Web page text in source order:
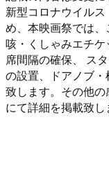
新型コロナウイル
め、本映画祭では、
咳・くしゃみエチ
席間隔の確保、 ス
の設置、ドアノブ
致します。その他
にて詳細を掲載致し